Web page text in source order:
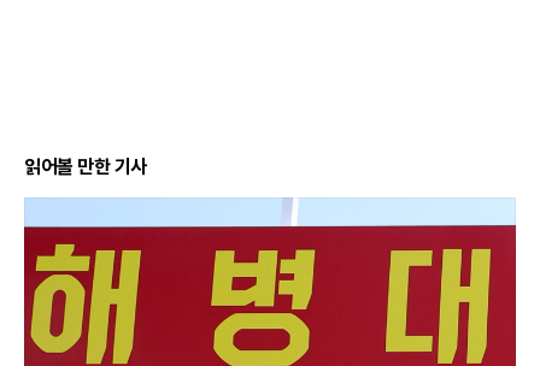
읽어볼 만한 기사